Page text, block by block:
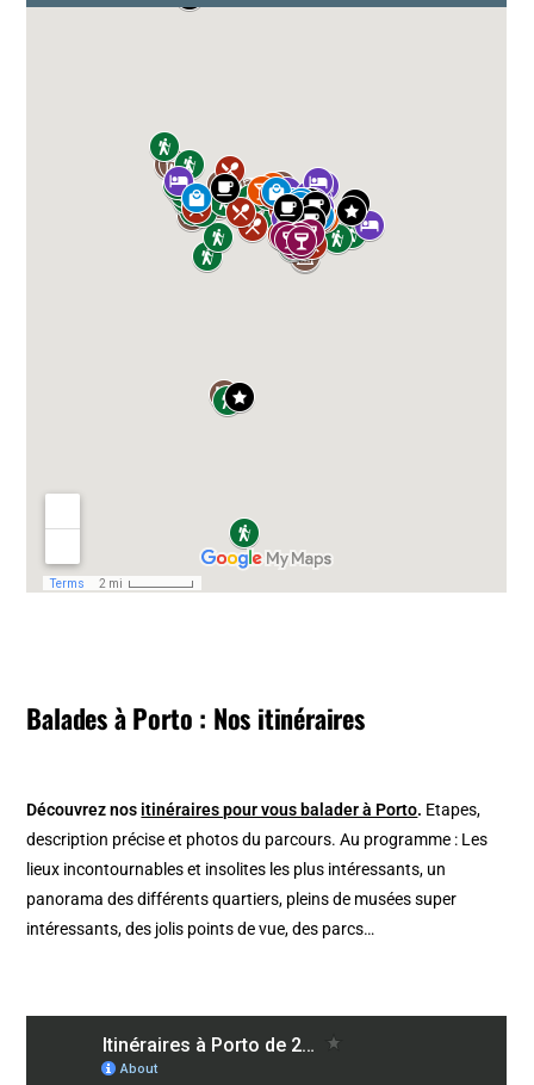
Balades à Porto : Nos itinéraires
Découvrez nos itinéraires pour vous balader à Porto. Etapes,
description précise et photos du parcours. Au programme : Les
lieux incontournables et insolites les plus intéressants, un
panorama des différents quartiers, pleins de musées super
intéressants, des jolis points de vue, des parcs…